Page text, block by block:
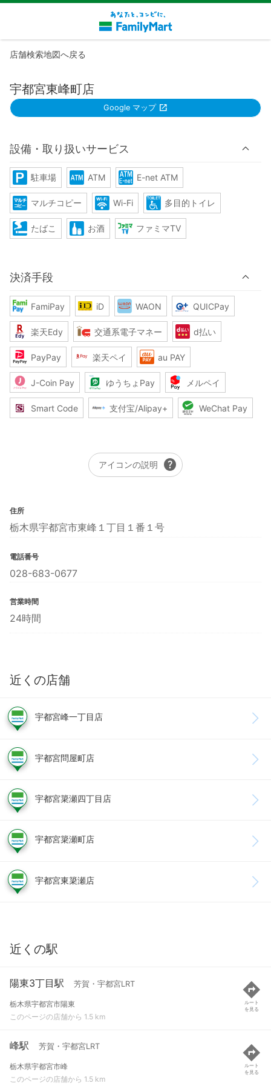
店舗検索地図へ戻る
宇都宮東峰町店
Google マップ
設備・取り扱いサービス
駐車場 ATM E-net ATM
マルチコピー Wi-Fi 多目的トイレ
たばこ お酒 ファミマTV
決済手段
FamiPay iD WAON QUICPay
楽天Edy 交通系電子マネー d払い
PayPay 楽天ペイ au PAY
J-Coin Pay ゆうちょPay メルペイ
Smart Code 支付宝/Alipay+ WeChat Pay
アイコンの説明 help
住所
栃木県宇都宮市東峰１丁目１番１号
電話番号
028-683-0677
営業時間
24時間
近くの店舗
宇都宮峰一丁目店
宇都宮問屋町店
宇都宮簗瀬四丁目店
宇都宮簗瀬町店
宇都宮東簗瀬店
近くの駅
陽東3丁目駅 芳賀・宇都宮LRT
栃木県宇都宮市陽東
このページの店舗から 1.5 km
ルート
を見る
峰駅 芳賀・宇都宮LRT
栃木県宇都宮市峰
このページの店舗から 1.5 km
ルート
を見る